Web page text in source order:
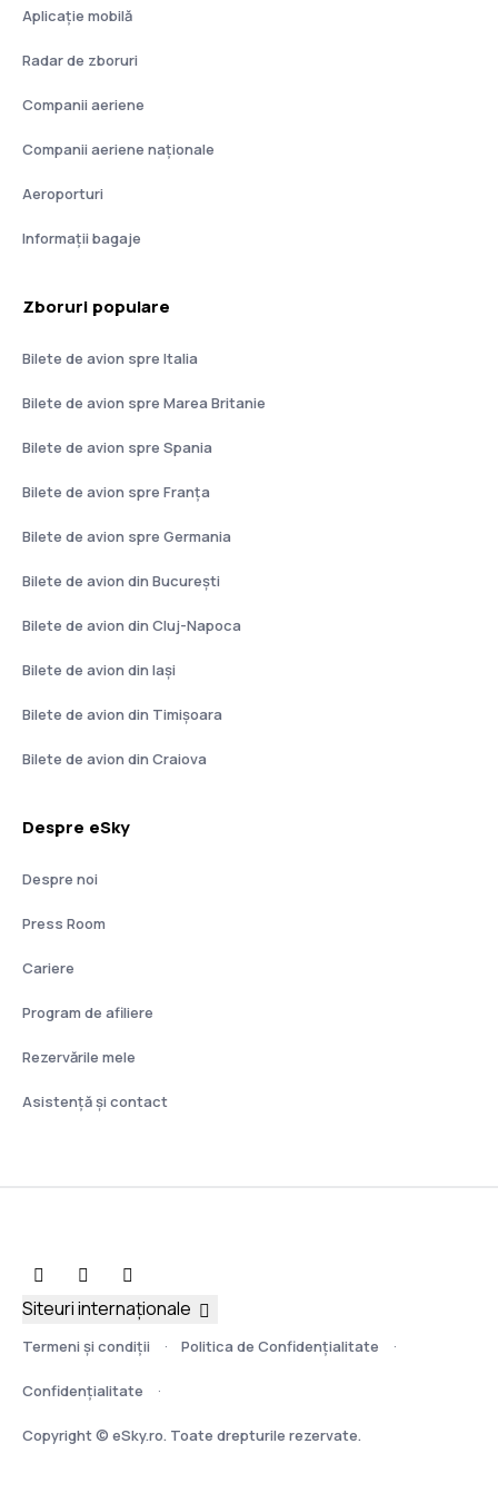
Aplicație mobilă
Radar de zboruri
Companii aeriene
Companii aeriene naţionale
Aeroporturi
Informații bagaje
Zboruri populare
Bilete de avion spre Italia
Bilete de avion spre Marea Britanie
Bilete de avion spre Spania
Bilete de avion spre Franţa
Bilete de avion spre Germania
Bilete de avion din București
Bilete de avion din Cluj-Napoca
Bilete de avion din Iași
Bilete de avion din Timișoara
Bilete de avion din Craiova
Despre eSky
Despre noi
Press Room
Cariere
Program de afiliere
Rezervările mele
Asistenţă şi contact
Termeni şi condiţii Politica de Confidențialitate
Confidențialitate
Copyright © eSky.ro. Toate drepturile rezervate.
Siteuri internaționale